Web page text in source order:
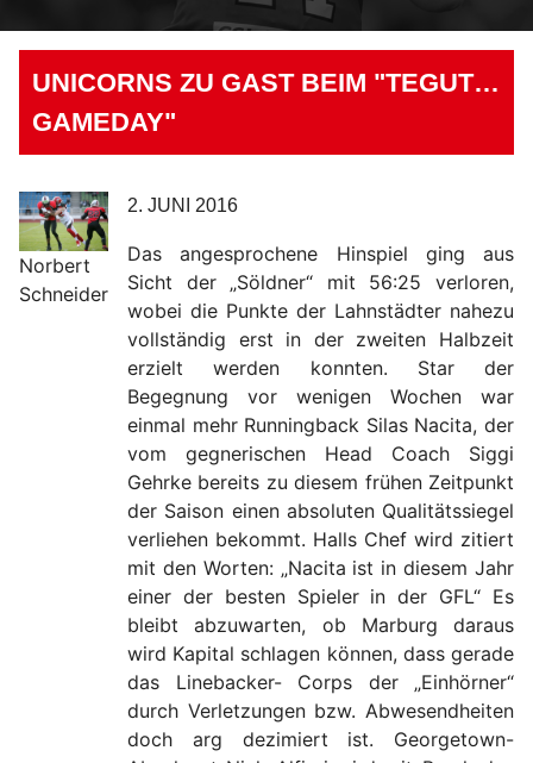
UNICORNS ZU GAST BEIM "TEGUT…
GAMEDAY"
Norbert
Schneider
2. JUNI 2016
Das angesprochene Hinspiel ging aus
Sicht der „Söldner“ mit 56:25 verloren,
wobei die Punkte der Lahnstädter nahezu
vollständig erst in der zweiten Halbzeit
erzielt werden konnten. Star der
Begegnung vor wenigen Wochen war
einmal mehr Runningback Silas Nacita, der
vom gegnerischen Head Coach Siggi
Gehrke bereits zu diesem frühen Zeitpunkt
der Saison einen absoluten Qualitätssiegel
verliehen bekommt. Halls Chef wird zitiert
mit den Worten: „Nacita ist in diesem Jahr
einer der besten Spieler in der GFL“ Es
bleibt abzuwarten, ob Marburg daraus
wird Kapital schlagen können, dass gerade
das Linebacker- Corps der „Einhörner“
durch Verletzungen bzw. Abwesendheiten
doch arg dezimiert ist. Georgetown-